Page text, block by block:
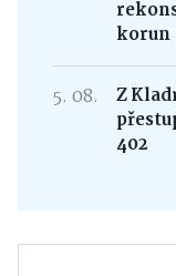
korun
5. 08.
Z
402